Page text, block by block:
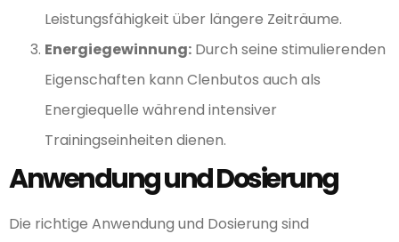
Leistungsfähigkeit über längere Zeiträume.
Energiegewinnung: Durch seine stimulierenden
Eigenschaften kann Clenbutos auch als
Energiequelle während intensiver
Trainingseinheiten dienen.
Anwendung und Dosierung
Die richtige Anwendung und Dosierung sind